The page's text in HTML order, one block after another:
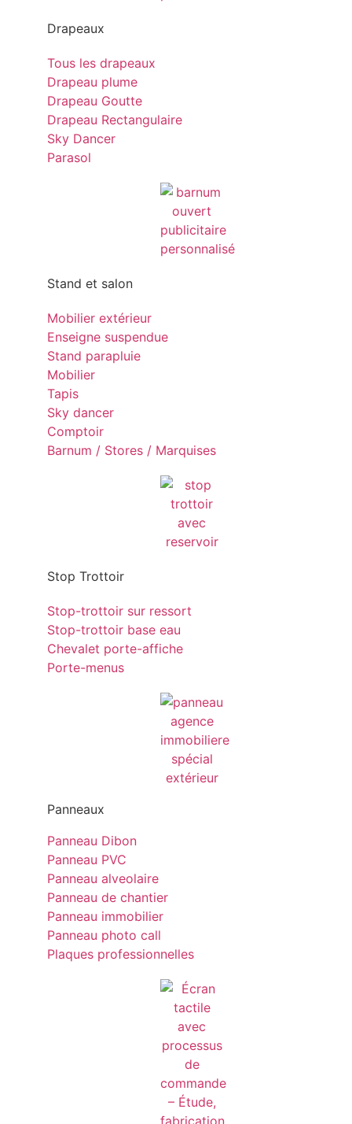
Drapeaux
Tous les drapeaux
Drapeau plume
Drapeau Goutte
Drapeau Rectangulaire
Sky Dancer
Parasol
Stand et salon
Mobilier extérieur
Enseigne suspendue
Stand parapluie
Mobilier
Tapis
Sky dancer
Comptoir
Barnum / Stores / Marquises
Stop Trottoir
Stop-trottoir sur ressort
Stop-trottoir base eau
Chevalet porte-affiche
Porte-menus
Panneaux
Panneau Dibon
Panneau PVC
Panneau alveolaire
Panneau de chantier
Panneau immobilier
Panneau photo call
Plaques professionnelles